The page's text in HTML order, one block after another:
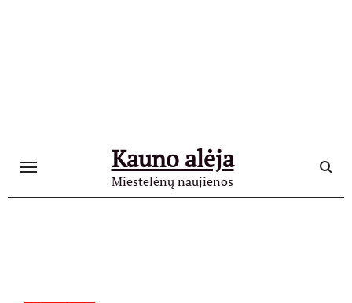
Kauno alėja
Miestelėnų naujienos